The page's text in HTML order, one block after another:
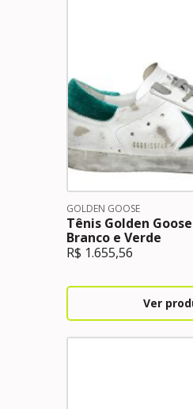
GOLDEN GOOSE
Tênis Golden
Branco e Verde
R$ 1.655,56
Ver